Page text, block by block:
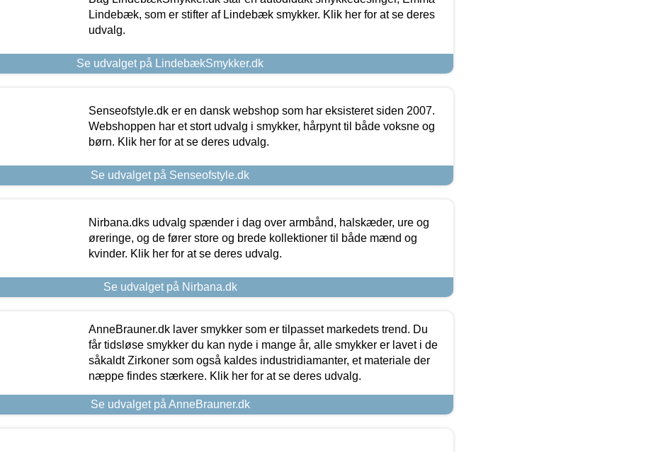
Lindebæk, som er stifter af Lindebæk smykker. Klik her for at se deres
udvalg.
Se udvalget på LindebækSmykker.dk
Senseofstyle.dk er en dansk webshop som har eksisteret siden 2007.
Webshoppen har et stort udvalg i smykker, hårpynt til både voksne og
børn. Klik her for at se deres udvalg.
Se udvalget på Senseofstyle.dk
Nirbana.dks udvalg spænder i dag over armbånd, halskæder, ure og
øreringe, og de fører store og brede kollektioner til både mænd og
kvinder. Klik her for at se deres udvalg.
Se udvalget på Nirbana.dk
AnneBrauner.dk laver smykker som er tilpasset markedets trend. Du
får tidsløse smykker du kan nyde i mange år, alle smykker er lavet i de
såkaldt Zirkoner som også kaldes industridiamanter, et materiale der
næppe findes stærkere. Klik her for at se deres udvalg.
Se udvalget på AnneBrauner.dk